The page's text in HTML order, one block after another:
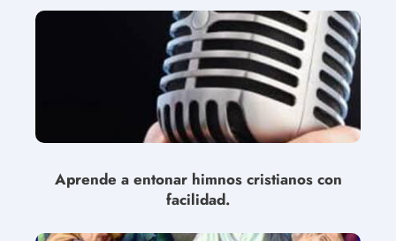
Aprende a entonar himnos cristianos con
facilidad.